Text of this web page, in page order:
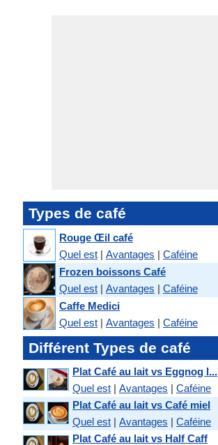
Types de café
Rouge Œil café
Quel est | Avantages | Caféine
Frozen boissons Café
Quel est | Avantages | Caféine
Caffe Medici
Quel est | Avantages | Caféine
Différent Types de café
Plat Café au lait vs Eggnog l...
Quel est | Avantages | Caféine
Plat Café au lait vs Café miel
Quel est | Avantages | Caféine
Plat Café au lait vs Half Caff